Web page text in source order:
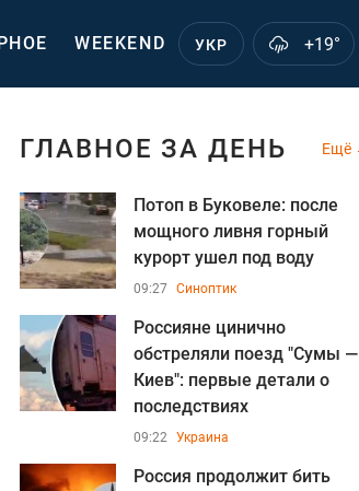
WEEKEND УКР +19°
ГЛАВНОЕ ЗА ДЕНЬ Ещё
Потоп в Буковеле: после
мощного ливня горный
курорт ушел под воду
09:27 Синоптик
Россияне цинично
обстреляли поезд "Сумы —
Киев": первые детали о
последствиях
09:22 Украина
Россия продолжит бить